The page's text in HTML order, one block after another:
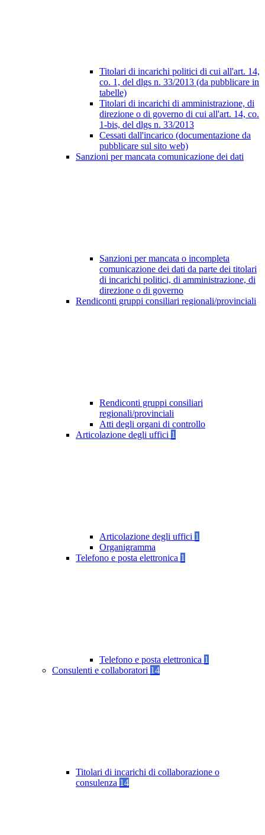
Titolari di incarichi politici di cui all'art. 14,
co. 1, del dlgs n. 33/2013 (da pubblicare in
tabelle)
Titolari di incarichi di amministrazione, di
direzione o di governo di cui all'art. 14, co.
1-bis, del dlgs n. 33/2013
Cessati dall'incarico (documentazione da
pubblicare sul sito web)
Sanzioni per mancata comunicazione dei dati
Sanzioni per mancata o incompleta
comunicazione dei dati da parte dei titolari
di incarichi politici, di amministrazione, di
direzione o di governo
Rendiconti gruppi consiliari regionali/provinciali
Rendiconti gruppi consiliari
regionali/provinciali
Atti degli organi di controllo
Articolazione degli uffici 1
Articolazione degli uffici 1
Organigramma
Telefono e posta elettronica 1
Telefono e posta elettronica 1
Consulenti e collaboratori 14
Titolari di incarichi di collaborazione o
consulenza 14